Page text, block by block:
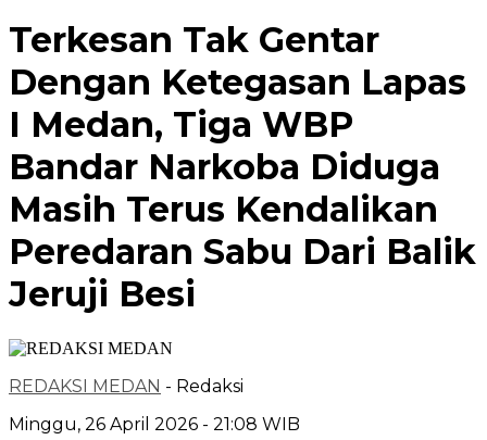
Terkesan Tak Gentar
Dengan Ketegasan Lapas
I Medan, Tiga WBP
Bandar Narkoba Diduga
Masih Terus Kendalikan
Peredaran Sabu Dari Balik
Jeruji Besi
REDAKSI MEDAN - Redaksi
Minggu, 26 April 2026 - 21:08 WIB